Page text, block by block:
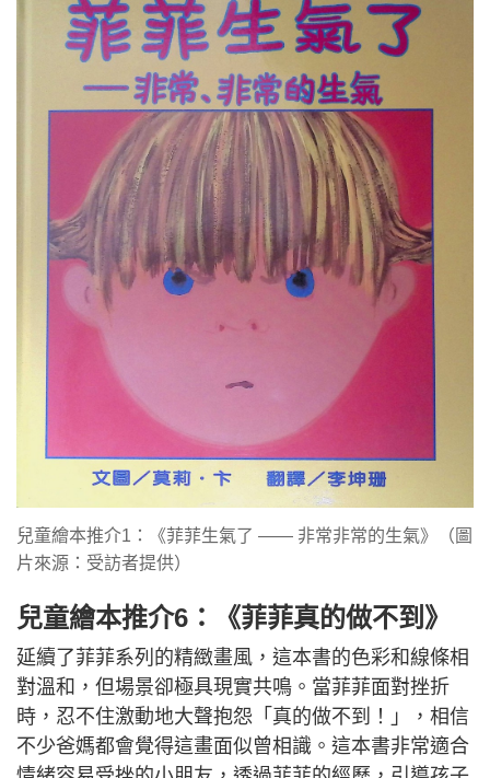
兒童繪本推介1：《菲菲生氣了 —— 非常非常的生氣》（圖
片來源：受訪者提供）
兒童繪本推介6：《菲菲真的做不到》
延續了菲菲系列的精緻畫風，這本書的色彩和線條相
對溫和，但場景卻極具現實共鳴。當菲菲面對挫折
時，忍不住激動地大聲抱怨「真的做不到！」，相信
不少爸媽都會覺得這畫面似曾相識。這本書非常適合